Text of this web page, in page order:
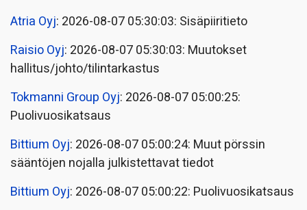
Atria Oyj: 2026-08-07 05:30:03: Sisäpiiritieto
Raisio Oyj: 2026-08-07 05:30:03: Muutokset
hallitus/johto/tilintarkastus
Tokmanni Group Oyj: 2026-08-07 05:00:25:
Puolivuosikatsaus
Bittium Oyj: 2026-08-07 05:00:24: Muut pörssin
sääntöjen nojalla julkistettavat tiedot
Bittium Oyj: 2026-08-07 05:00:22: Puolivuosikatsaus